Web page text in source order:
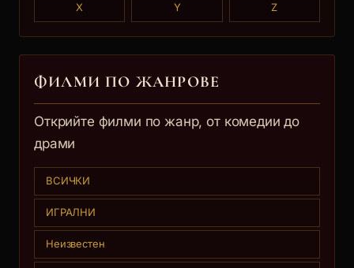
X Y Z
ФИЛМИ ПО ЖАНРОВЕ
Открийте филми по жанр, от комедии до
драми
ВСИЧКИ
ИГРАЛНИ
Неизвестен